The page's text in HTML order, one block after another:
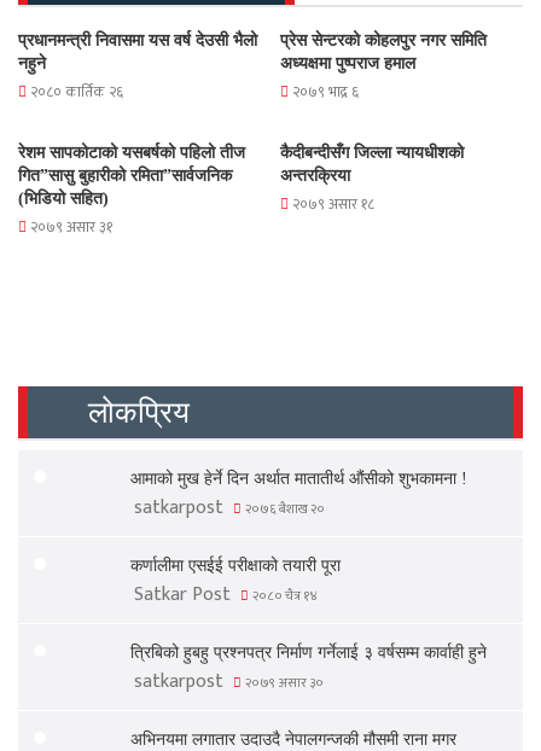
प्रधानमन्त्री निवासमा यस वर्ष देउसी भैलो
नहुने
२०८० कार्तिक २६
प्रेस सेन्टरको कोहलपुर नगर समिति
अध्यक्षमा पुष्पराज हमाल
२०७९ भाद्र ६
रेशम सापकोटाको यसबर्षको पहिलो तीज
गित”सासु बुहारीको रमिता”सार्वजनिक
(भिडियो सहित)
२०७९ असार ३१
कैदीबन्दीसँग जिल्ला न्यायधीशको
अन्तरक्रिया
२०७९ असार १८
लोकप्रिय
आमाको मुख हेर्ने दिन अर्थात मातातीर्थ औंसीको शुभकामना !
satkarpost २०७६ बैशाख २०
कर्णालीमा एसईई परीक्षाको तयारी पूरा
Satkar Post २०८० चैत्र १४
त्रिबिको हुबहु प्रश्नपत्र निर्माण गर्नेलाई ३ वर्षसम्म कार्वाही हुने
satkarpost २०७९ असार ३०
अभिनयमा लगातार उदाउदै नेपालगन्जकी मौसमी राना मगर